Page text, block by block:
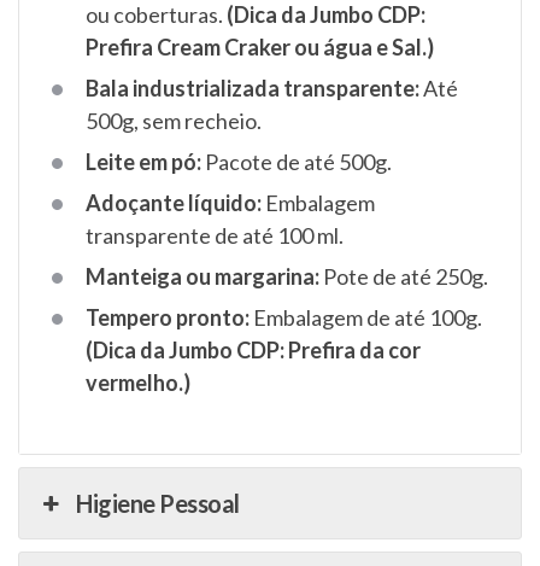
ou coberturas. (Dica da Jumbo CDP:
Prefira Cream Craker ou água e Sal.)
Bala industrializada transparente:Até
500g, sem recheio.
Leite em pó: Pacote de até 500g.
Adoçante líquido: Embalagem
transparente de até 100 ml.
Manteiga ou margarina: Pote de até 250g.
Tempero pronto: Embalagem de até 100g.
(Dica da Jumbo CDP: Prefira da cor
vermelho.)
Higiene Pessoal